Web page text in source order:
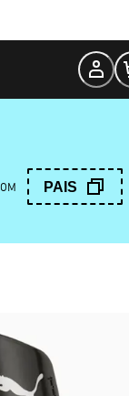
PAIS